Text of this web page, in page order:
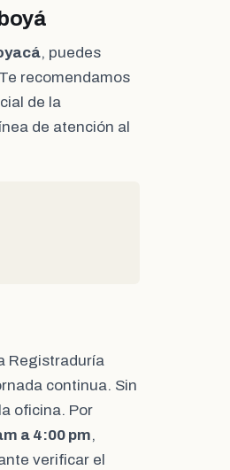
, puedes
recomendamos
de la
de atención al
Registraduría
continua. Sin
oficina. Por
a 4:00 pm,
verificar el